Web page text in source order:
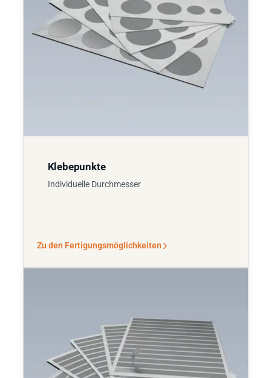
Klebepunkte
Individuelle Durchmesser
Zu den Fertigungsmöglichkeiten